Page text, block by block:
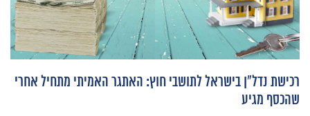
רכישת נדל"ן בישראל לתושבי חוץ: האתגר האמיתי מתחיל אחרי
שהכסף מגיע